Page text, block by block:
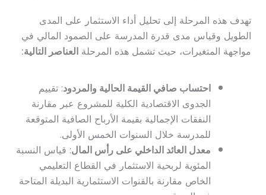
تهدف هذه المرحلة إلى تحليل أداء الاستثمار على المدى
الطويل وقياس مدى قدرة المدرسة على الصمود المالي في
مواجهة المتغيرات، حيث تشمل هذه المرحلة العناصر التالية:
احتساب صافي القيمة الحالية والمردود: تقييم
الجدوى الاقتصادية الكلية للمشروع عبر مقارنة
النفقات الإجمالية بقيمة الأرباح الصافية المتوقعة
للمدرسة خلال السنوات الخمس الأولى.
معدل العائد الداخلي على رأس المال: قياس النسبة
المئوية لربحية الاستثمار في القطاع التعليمي
الخاص مقارنة بالقنوات الاستثمارية البديلة المتاحة